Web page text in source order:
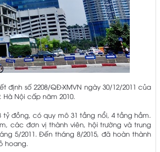
số 2208/QĐ-XMVN ngày 30/12/2011 của
Hà Nội cấp năm 2010.
đồng, có quy mô 31 tầng nổi, 4 tầng hầm.
các đơn vị thành viên, hội trường và trung
5/2011. Đến tháng 8/2015, đã hoàn thành
hoang.